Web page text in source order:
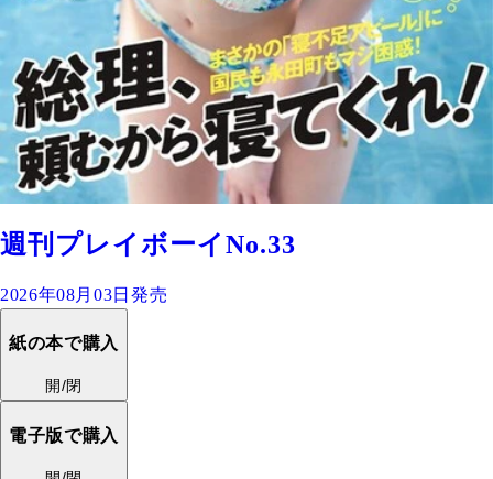
週刊プレイボーイNo.33
2026年08月03日発売
紙の本で購入
開/閉
電子版で購入